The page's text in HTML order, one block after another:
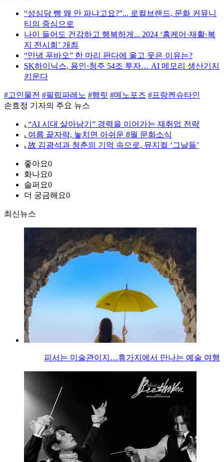
“성심당 빵 왜 안 파냐고요?”... 로컬브랜드, 문화 커뮤니
티의 중심으로
나이 들어도 건강하고 행복하게... 2024 ‘홈케어·재활·복
지 전시회’ 개최
“안녕 푸바오” 한 마리 판다에 울고 웃은 이유는?
SK하이닉스, 용인·청주 54조 투자… AI 메모리 생산기지
키운다
#고인물전 #필립파레노 #햄릿 #메노포즈 #프랑켄슈타인
손효정 기자의 주요 뉴스
⌞ “AI 시대 살아남기” 경력을 이어가는 재취업 전략
⌞ 여름 끝자락, 놓치면 아쉬운 8월 문화소식
⌞ 故 김광석과 청춘의 기억 속으로, 뮤지컬 ‘그날들’
좋아요0
화나요0
슬퍼요0
더 궁금해요0
최신뉴스
피서는 미술관이지…휴가지에서 만나는 예술 여행